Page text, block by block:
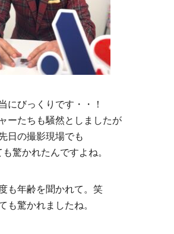
にびっくりです・・！
ーたちも騒然としましたが
日の撮影現場でも
驚かれたんですよね。
も年齢を聞かれて。笑
も驚かれましたね。